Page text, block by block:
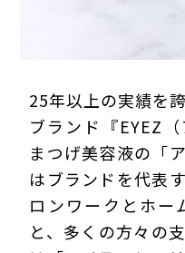
25年以上の実績を
ブランド『EYEZ
まつげ美容液の「
はブランドを代表
ロンワークとホー
と、多くの方々の